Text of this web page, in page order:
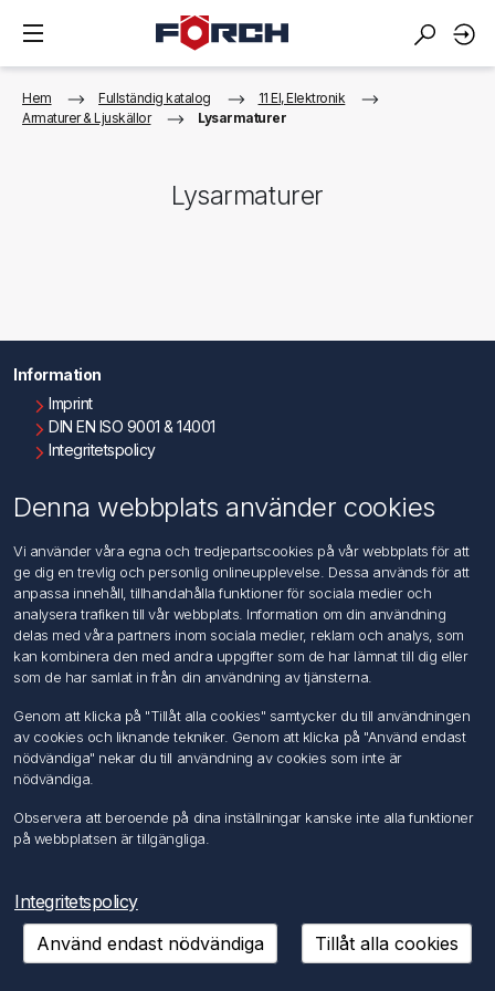
Hem Fullständig katalog
11 El, Elektronik
Armaturer & Ljuskällor
Lysarmaturer
Lysarmaturer
Information
Imprint
DIN EN ISO 9001 & 14001
Integritetspolicy
Kontakta oss
Kundtjänst
Sök
Mitt konto
Mina ordrar
Mina adresser
Följ oss
Copyright © 2026 FÖRCH Sverige AB. Alla rättigheter reserverade.
Powered bynopCommerce
Denna webbplats använder cookies
Vi använder våra egna och tredjepartscookies på vår webbplats för att
ge dig en trevlig och personlig onlineupplevelse. Dessa används för att
anpassa innehåll, tillhandahålla funktioner för sociala medier och
analysera trafiken till vår webbplats. Information om din användning
delas med våra partners inom sociala medier, reklam och analys, som
kan kombinera den med andra uppgifter som de har lämnat till dig eller
som de har samlat in från din användning av tjänsterna.
Genom att klicka på "Tillåt alla cookies" samtycker du till användningen
av cookies och liknande tekniker. Genom att klicka på "Använd endast
nödvändiga" nekar du till användning av cookies som inte är
nödvändiga.
Observera att beroende på dina inställningar kanske inte alla funktioner
på webbplatsen är tillgängliga.
Integritetspolicy
Använd endast nödvändiga
Tillåt alla cookies